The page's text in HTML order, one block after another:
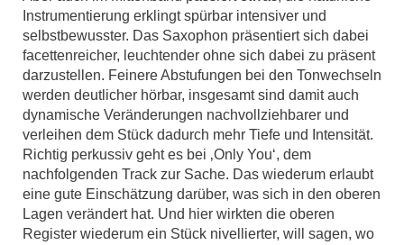
Instrumentierung erklingt spürbar intensiver und
selbstbewusster. Das Saxophon präsentiert sich dabei
facettenreicher, leuchtender ohne sich dabei zu präsent
darzustellen. Feinere Abstufungen bei den Tonwechseln
werden deutlicher hörbar, insgesamt sind damit auch
dynamische Veränderungen nachvollziehbarer und
verleihen dem Stück dadurch mehr Tiefe und Intensität.
Richtig perkussiv geht es bei ‚Only You‘, dem
nachfolgenden Track zur Sache. Das wiederum erlaubt
eine gute Einschätzung darüber, was sich in den oberen
Lagen verändert hat. Und hier wirkten die oberen
Register wiederum ein Stück nivellierter, will sagen, wo